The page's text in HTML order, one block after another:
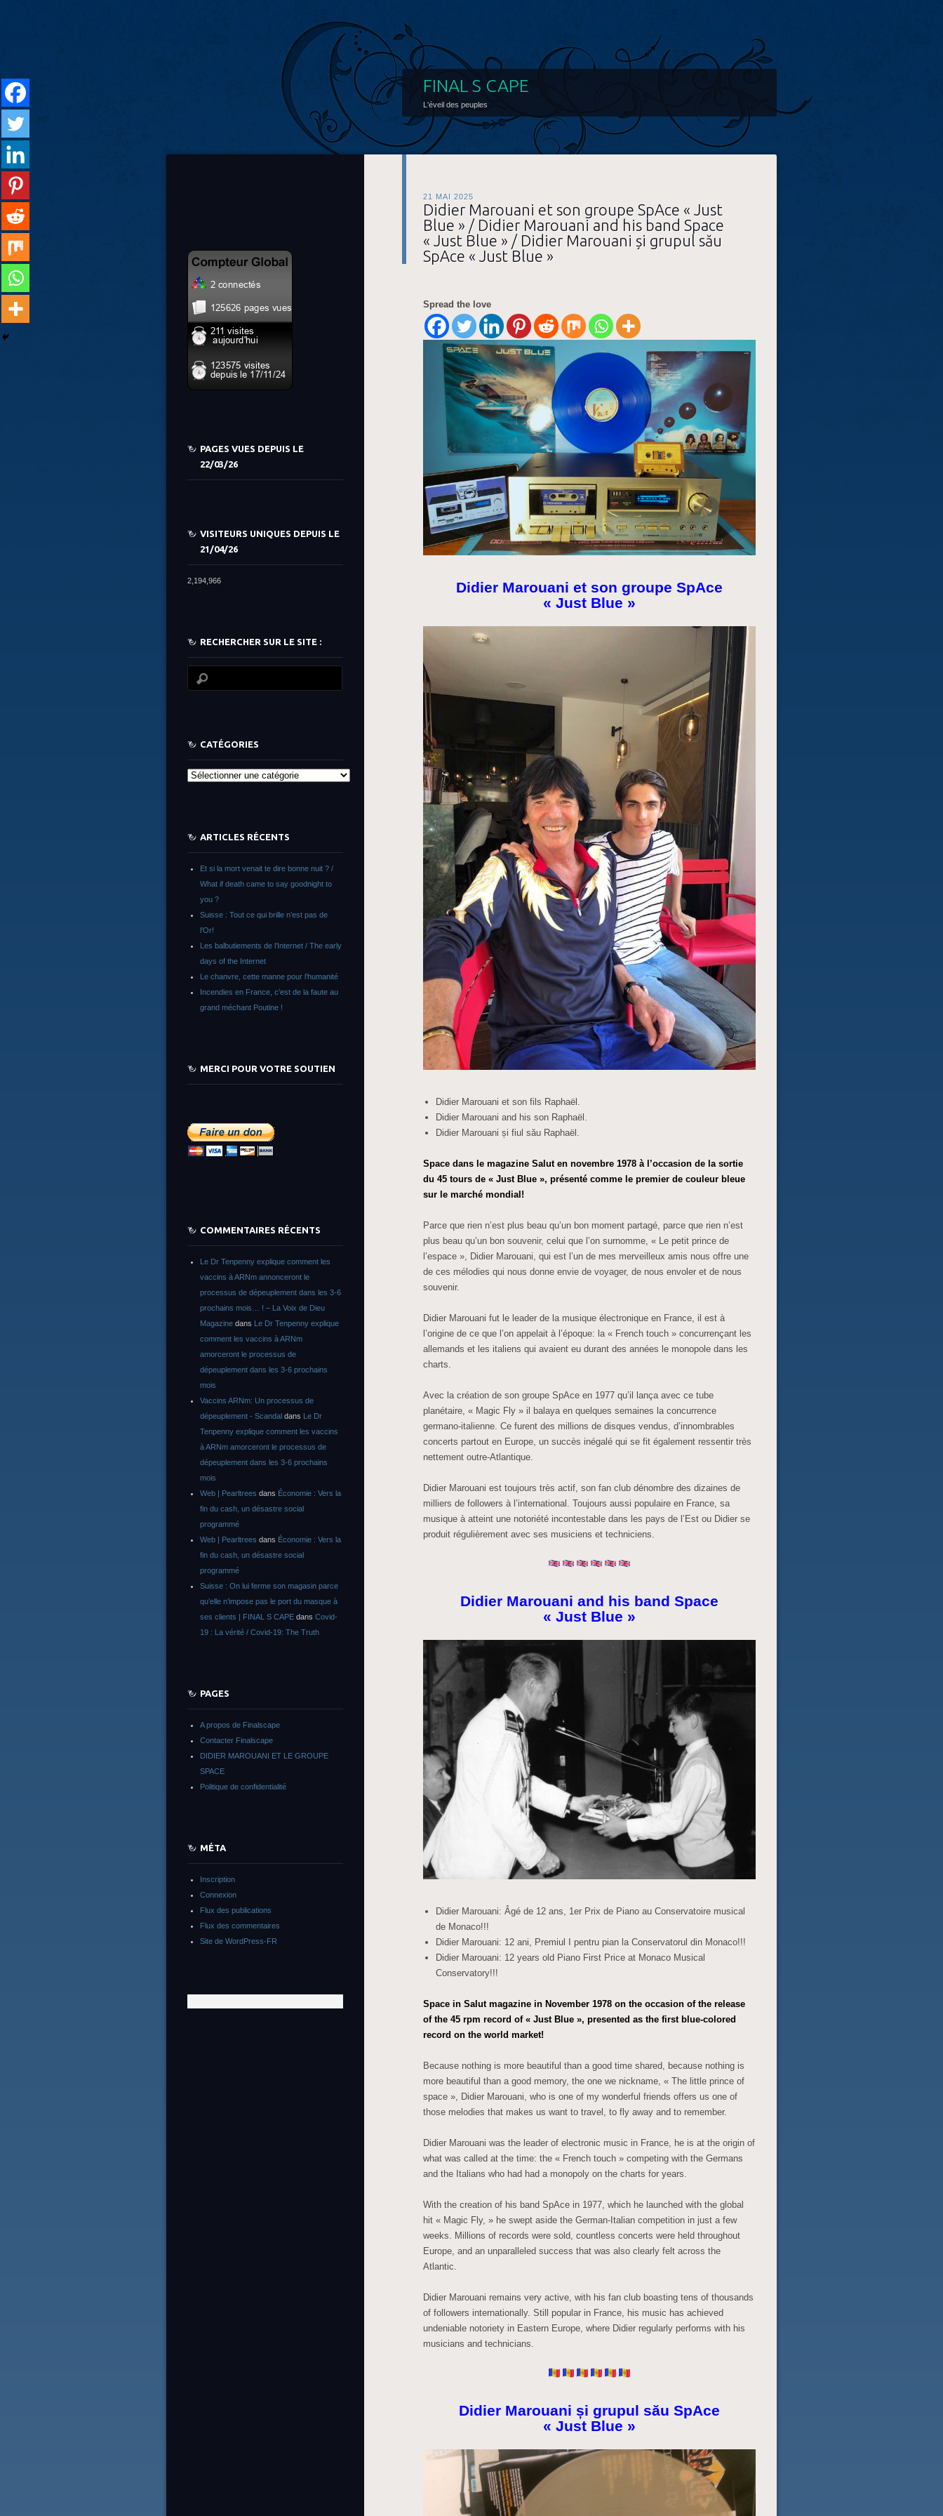
FINAL S CAPE
L'éveil des peuples
21 MAI 2025
Didier Marouani et son groupe SpAce « Just
Blue » / Didier Marouani and his band Space
« Just Blue » / Didier Marouani și grupul său
SpAce « Just Blue »
Spread the love
Didier Marouani et son groupe SpAce
« Just Blue »
Didier Marouani et son fils Raphaël.
Didier Marouani and his son Raphaël.
Didier Marouani și fiul său Raphaël.
Space dans le magazine Salut en novembre 1978 à l’occasion de la sortie
du 45 tours de « Just Blue », présenté comme le premier de couleur bleue
sur le marché mondial!
Parce que rien n’est plus beau qu’un bon moment partagé, parce que rien n’est
plus beau qu’un bon souvenir, celui que l’on surnomme, « Le petit prince de
l’espace », Didier Marouani, qui est l’un de mes merveilleux amis nous offre une
de ces mélodies qui nous donne envie de voyager, de nous envoler et de nous
souvenir.
Didier Marouani fut le leader de la musique électronique en France, il est à
l’origine de ce que l’on appelait à l’époque: la « French touch » concurrençant les
allemands et les italiens qui avaient eu durant des années le monopole dans les
charts.
Avec la création de son groupe SpAce en 1977 qu’il lança avec ce tube
planétaire, « Magic Fly » il balaya en quelques semaines la concurrence
germano-italienne. Ce furent des millions de disques vendus, d’innombrables
concerts partout en Europe, un succès inégalé qui se fit également ressentir très
nettement outre-Atlantique.
Didier Marouani est toujours très actif, son fan club dénombre des dizaines de
milliers de followers à l’international. Toujours aussi populaire en France, sa
musique à atteint une notoriété incontestable dans les pays de l’Est ou Didier se
produit régulièrement avec ses musiciens et techniciens.
Didier Marouani and his band Space
« Just Blue »
Didier Marouani: Âgé de 12 ans, 1er Prix de Piano au Conservatoire musical
de Monaco!!!
Didier Marouani: 12 ani, Premiul I pentru pian la Conservatorul din Monaco!!!
Didier Marouani: 12 years old Piano First Price at Monaco Musical
Conservatory!!!
Space in Salut magazine in November 1978 on the occasion of the release
of the 45 rpm record of « Just Blue », presented as the first blue-colored
record on the world market!
Because nothing is more beautiful than a good time shared, because nothing is
more beautiful than a good memory, the one we nickname, « The little prince of
space », Didier Marouani, who is one of my wonderful friends offers us one of
those melodies that makes us want to travel, to fly away and to remember.
Didier Marouani was the leader of electronic music in France, he is at the origin of
what was called at the time: the « French touch » competing with the Germans
and the Italians who had had a monopoly on the charts for years.
With the creation of his band SpAce in 1977, which he launched with the global
hit « Magic Fly, » he swept aside the German-Italian competition in just a few
weeks. Millions of records were sold, countless concerts were held throughout
Europe, and an unparalleled success that was also clearly felt across the
Atlantic.
Didier Marouani remains very active, with his fan club boasting tens of thousands
of followers internationally. Still popular in France, his music has achieved
undeniable notoriety in Eastern Europe, where Didier regularly performs with his
musicians and technicians.
Didier Marouani și grupul său SpAce
« Just Blue »
PAGES VUES DEPUIS LE
22/03/26
VISITEURS UNIQUES DEPUIS LE
21/04/26
2,194,966
RECHERCHER SUR LE SITE :
CATÉGORIES
Catégories
ARTICLES RÉCENTS
Et si la mort venait te dire bonne nuit ? /
What if death came to say goodnight to
you ?
Suisse : Tout ce qui brille n’est pas de
l’Or!
Les balbutiements de l’Internet / The early
days of the Internet
Le chanvre, cette manne pour l’humanité
Incendies en France, c’est de la faute au
grand méchant Poutine !
MERCI POUR VOTRE SOUTIEN
COMMENTAIRES RÉCENTS
Le Dr Tenpenny explique comment les
vaccins à ARNm annonceront le
processus de dépeuplement dans les 3-6
prochains mois… ! – La Voix de Dieu
Magazine dans Le Dr Tenpenny explique
comment les vaccins à ARNm
amorceront le processus de
dépeuplement dans les 3-6 prochains
mois
Vaccins ARNm: Un processus de
dépeuplement - Scandal dans Le Dr
Tenpenny explique comment les vaccins
à ARNm amorceront le processus de
dépeuplement dans les 3-6 prochains
mois
Web | Pearltrees dans Économie : Vers la
fin du cash, un désastre social
programmé
Web | Pearltrees dans Économie : Vers la
fin du cash, un désastre social
programmé
Suisse : On lui ferme son magasin parce
qu’elle n’impose pas le port du masque à
ses clients | FINAL S CAPE dans Covid-
19 : La vérité / Covid-19: The Truth
PAGES
A propos de Finalscape
Contacter Finalscape
DIDIER MAROUANI ET LE GROUPE
SPACE
Politique de confidentialité
MÉTA
Inscription
Connexion
Flux des publications
Flux des commentaires
Site de WordPress-FR